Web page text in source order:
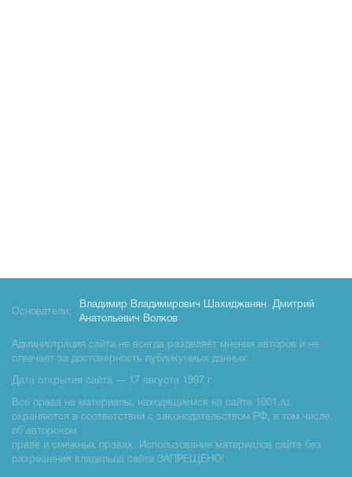
Основатели:
Владимир Владимирович Шахиджанян, Дмитрий
Анатольевич Волков
Администрация сайта не всегда разделяет мнения авторов и не
отвечает за достоверность публикуемых данных.
Дата открытия сайта — 17 августа 1997 г.
Все права на материалы, находящиемся на сайте 1001.ru,
охраняются в соответствии с законодательством РФ, в том числе,
об авторском
праве и смежных правах. Использование материалов сайте без
разрешения владельца сайта ЗАПРЕЩЕНО!